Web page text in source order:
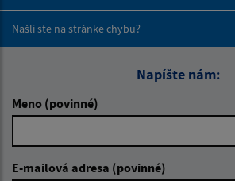
Našli ste na stránke chybu?
Napíšte nám:
Meno (povinné)
E-mailová adresa (povinné)